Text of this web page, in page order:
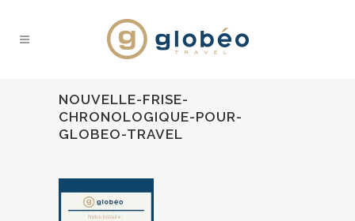
NOUVELLE-FRISE-
CHRONOLOGIQUE-POUR-
GLOBEO-TRAVEL